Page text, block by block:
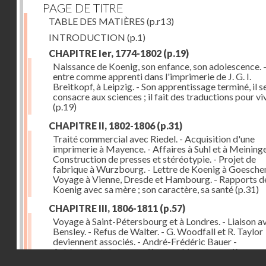
PAGE DE TITRE
TABLE DES MATIÈRES (p.r13)
INTRODUCTION (p.1)
CHAPITRE Ier, 1774-1802 (p.19)
Naissance de Koenig, son enfance, son adolescence.
entre comme apprenti dans l'imprimerie de J. G. I.
Breitkopf, à Leipzig. - Son apprentissage terminé, il
consacre aux sciences ; il fait des traductions pour
(p.19)
CHAPITRE II, 1802-1806(p.31)
Traité commercial avec Riedel. - Acquisition d'une
imprimerie à Mayence. - Affaires à Suhl et à
Construction de presses et stéréotypie. - Projet de
fabrique à Wurzbourg. - Lettre de Koenig à
Voyage à Vienne, Dresde et Hambourg. - Rapports
Koenig avec sa mère ; son caractère, sa santé(p.31)
CHAPITRE III, 1806-1811 (p.57)
Voyage à Saint-Pétersbourg et à Londres. - Liaison
Bensley. - Refus de Walter. - G. Woodfall et R. Taylor
deviennent associés. - André-Frédéric Bauer -
Achèvement de la première machine et premières